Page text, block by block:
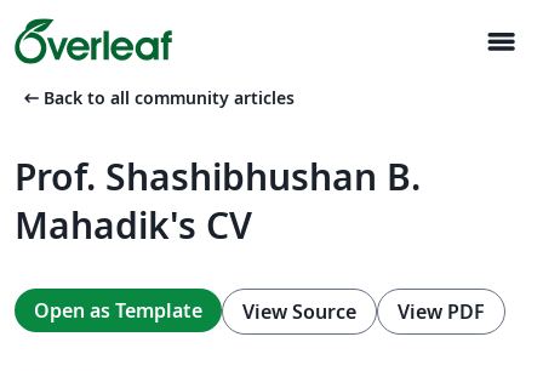
menu
arrow_left_alt Back to all community articles
Prof. Shashibhushan B.
Mahadik's CV
Open as Template View Source View PDF